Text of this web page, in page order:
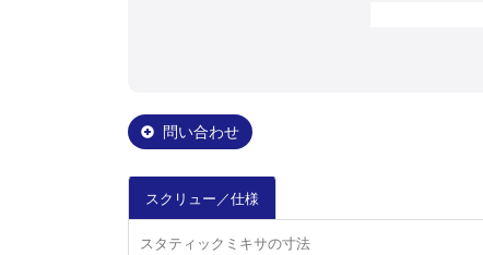
問い合わせ
スクリュー／仕様
スタティックミキサの寸法